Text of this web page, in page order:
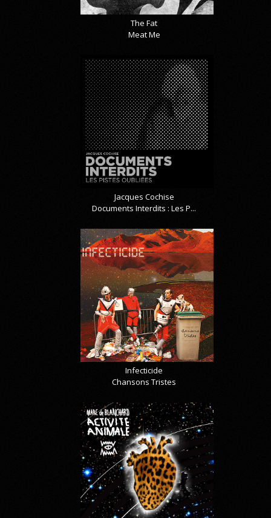
The Fat
Meat Me
Jacques Cochise
Documents Interdits : Les P...
Infecticide
Chansons Tristes